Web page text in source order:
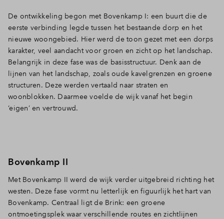
De ontwikkeling begon met Bovenkamp I: een buurt die de
eerste verbinding legde tussen het bestaande dorp en het
nieuwe woongebied. Hier werd de toon gezet met een dorps
karakter, veel aandacht voor groen en zicht op het landschap.
Belangrijk in deze fase was de basisstructuur. Denk aan de
lijnen van het landschap, zoals oude kavelgrenzen en groene
structuren. Deze werden vertaald naar straten en
woonblokken. Daarmee voelde de wijk vanaf het begin
‘eigen’ en vertrouwd.
Bovenkamp II
Met Bovenkamp II werd de wijk verder uitgebreid richting het
westen. Deze fase vormt nu letterlijk en figuurlijk het hart van
Bovenkamp. Centraal ligt de Brink: een groene
ontmoetingsplek waar verschillende routes en zichtlijnen